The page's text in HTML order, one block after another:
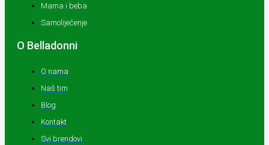
Mama i beba
Samoliječenje
O Belladonni
O nama
Naš tim
Blog
Kontakt
Svi brendovi